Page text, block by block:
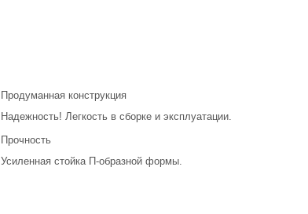
Продуманная конструкция
Надежность! Легкость в сборке и эксплуатации.
Прочность
Усиленная стойка П-образной формы.